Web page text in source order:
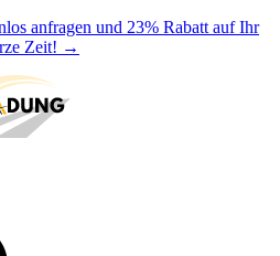
anfragen und 23% Rabatt auf Ihr
Zeit! →